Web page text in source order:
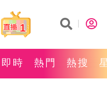
1
即時 熱門 熱搜